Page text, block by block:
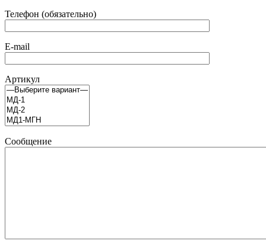
Телефон (обязательно)
E-mail
Артикул
Сообщение